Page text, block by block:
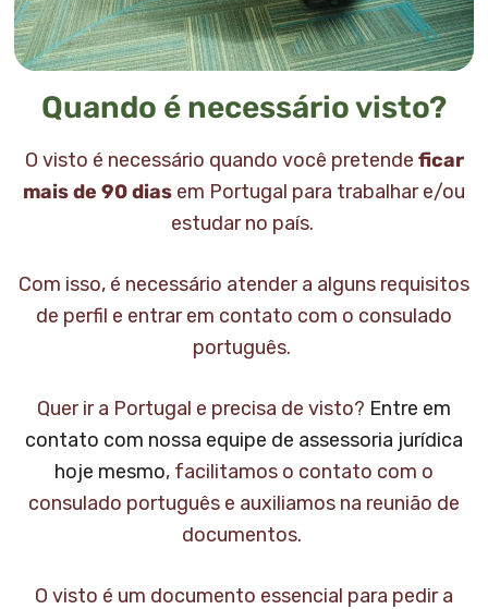
Quando é necessário visto?
O visto é necessário quando você pretende ficar
mais de 90 dias em Portugal para trabalhar e/ou
estudar no país.
Com isso, é necessário atender a alguns requisitos
de perfil e entrar em contato com o consulado
português.
Quer ir a Portugal e precisa de visto? Entre em
contato com nossa equipe de assessoria jurídica
hoje mesmo, facilitamos o contato com o
consulado português e auxiliamos na reunião de
documentos.
O visto é um documento essencial para pedir a